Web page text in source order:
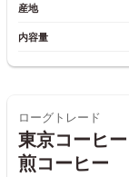
産地
内容量
ローグトレード
東京コーヒ
煎コーヒー